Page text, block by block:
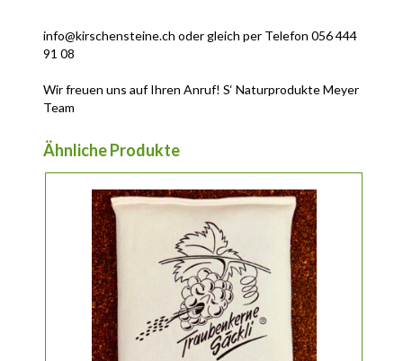
info@kirschensteine.ch oder gleich per Telefon 056 444
91 08
Wir freuen uns auf Ihren Anruf! S‘ Naturprodukte Meyer
Team
Ähnliche Produkte